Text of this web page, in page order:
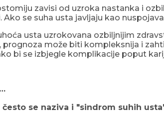
zavisi od uzroka nastanka i
Ako se suha usta javljaju kao
usta uzrokovana ozbiljnijim
prognoza može biti kompleksnija i
bi se izbjegle komplikacije poput
se naziva i "sindrom suhih